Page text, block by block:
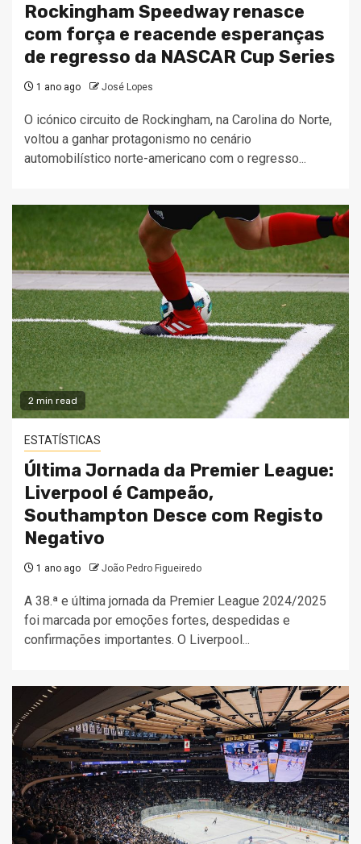
Rockingham Speedway renasce
com força e reacende esperanças
de regresso da NASCAR Cup Series
1 ano ago José Lopes
O icónico circuito de Rockingham, na Carolina do Norte,
voltou a ganhar protagonismo no cenário
automobilístico norte-americano com o regresso...
2 min read
ESTATÍSTICAS
Última Jornada da Premier League:
Liverpool é Campeão,
Southampton Desce com Registo
Negativo
1 ano ago João Pedro Figueiredo
A 38.ª e última jornada da Premier League 2024/2025
foi marcada por emoções fortes, despedidas e
confirmações importantes. O Liverpool...